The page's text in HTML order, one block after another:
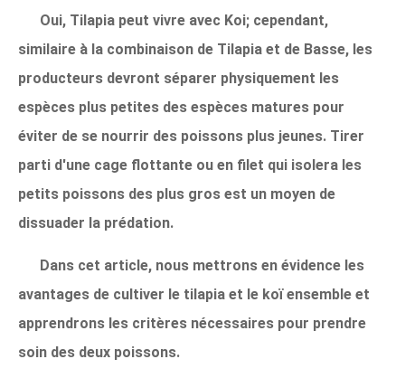
Oui, Tilapia peut vivre avec Koi; cependant,
similaire à la combinaison de Tilapia et de Basse, les
producteurs devront séparer physiquement les
espèces plus petites des espèces matures pour
éviter de se nourrir des poissons plus jeunes. Tirer
parti d'une cage flottante ou en filet qui isolera les
petits poissons des plus gros est un moyen de
dissuader la prédation.
Dans cet article, nous mettrons en évidence les
avantages de cultiver le tilapia et le koï ensemble et
apprendrons les critères nécessaires pour prendre
soin des deux poissons.